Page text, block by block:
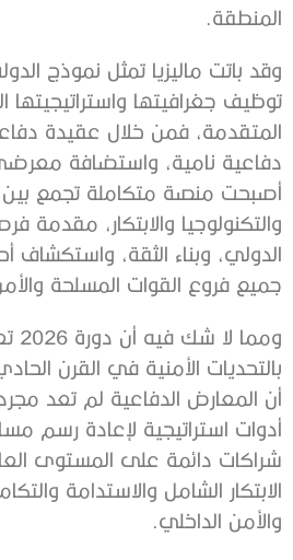
المنطقة.
وقد باتت ماليزيا تمثل نموذج
توظيف جغرافيتها واستراتيجيتها
المتقدمة، فمن خلال عقيدة
أصبحت منصة متكاملة تجمع بين
والتكنولوجيا والابتكار، مقدمة
الدولي، وبناء الثقة، واستكشاف
جميع فروع القوات المسلحة
بالتحديات الأمنية في القرن
أن المعارض الدفاعية لم تعد
أدوات استراتيجية لإعادة رسم
شراكات دائمة على المستوى
الابتكار الشامل والاستدامة
والأمن الداخلي.